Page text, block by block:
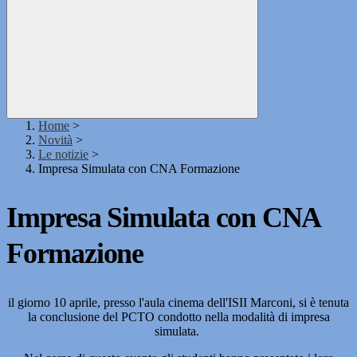
Home >
Novità >
Le notizie >
Impresa Simulata con CNA Formazione
Impresa Simulata con CNA
Formazione
il giorno 10 aprile, presso l'aula cinema dell'ISII Marconi, si è tenuta
la conclusione del PCTO condotto nella modalità di impresa
simulata.